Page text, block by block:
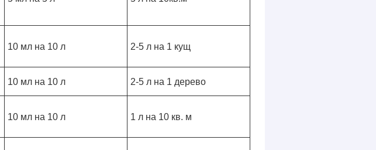
10 мл на 10 л 2-5 л на 1 кущ
10 мл на 10 л 2-5 л на 1 дерево
10 мл на 10 л 1 л на 10 кв. м